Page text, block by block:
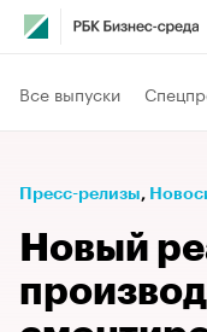
Все выпуски
Пресс-релизы⁠,
Новый